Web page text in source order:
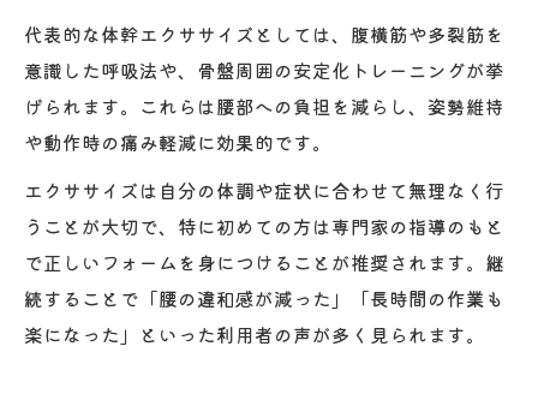
代表的な体幹エクササイズとしては、腹横筋や多裂筋を
意識した呼吸法や、骨盤周囲の安定化トレーニングが挙
げられます。これらは腰部への負担を減らし、姿勢維持
や動作時の痛み軽減に効果的です。
エクササイズは自分の体調や症状に合わせて無理なく行
うことが大切で、特に初めての方は専門家の指導のもと
で正しいフォームを身につけることが推奨されます。継
続することで「腰の違和感が減った」「長時間の作業も
楽になった」といった利用者の声が多く見られます。